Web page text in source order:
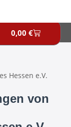
0,00 €
Hessen e.V.
von